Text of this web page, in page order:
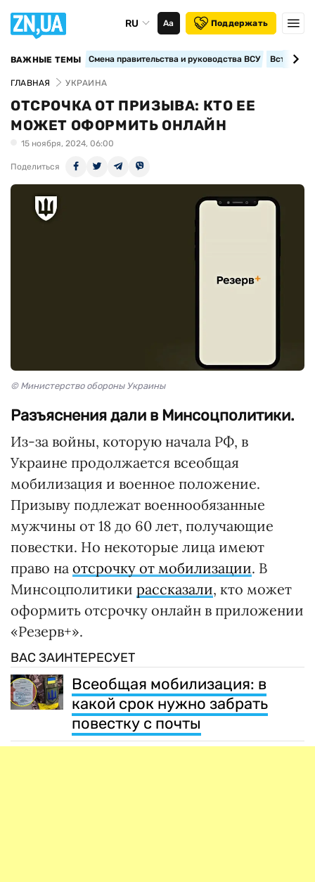
RU Аа Поддержать
ВАЖНЫЕ ТЕМЫ Смена правительства и руководства ВСУ
ГЛАВНАЯ УКРАИНА
ОТСРОЧКА ОТ ПРИЗЫВА: КТО ЕЕ
МОЖЕТ ОФОРМИТЬ ОНЛАЙН
15 ноября, 2024, 06:00
Поделиться
© Министерство обороны Украины
Разъяснения дали в Минсоцполитики.
Из-за войны, которую начала РФ, в
Украине продолжается всеобщая
мобилизация и военное положение.
Призыву подлежат военнообязанные
мужчины от 18 до 60 лет, получающие
повестки. Но некоторые лица имеют
право на отсрочку от мобилизации. В
Минсоцполитики рассказали, кто может
оформить отсрочку онлайн в приложении
«Резерв+».
ВАС ЗАИНТЕРЕСУЕТ
Всеобщая мобилизация: в
какой срок нужно забрать
повестку с почты